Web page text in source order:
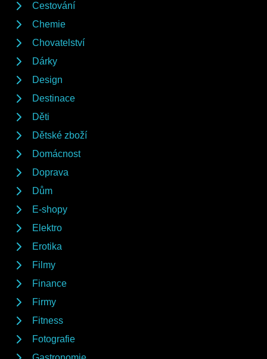
Cestování
Chemie
Chovatelství
Dárky
Design
Destinace
Děti
Dětské zboží
Domácnost
Doprava
Dům
E-shopy
Elektro
Erotika
Filmy
Finance
Firmy
Fitness
Fotografie